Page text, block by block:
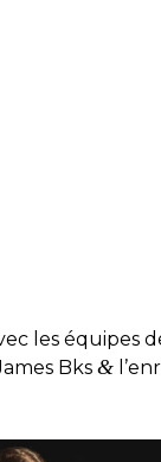
les équipes
Bks &